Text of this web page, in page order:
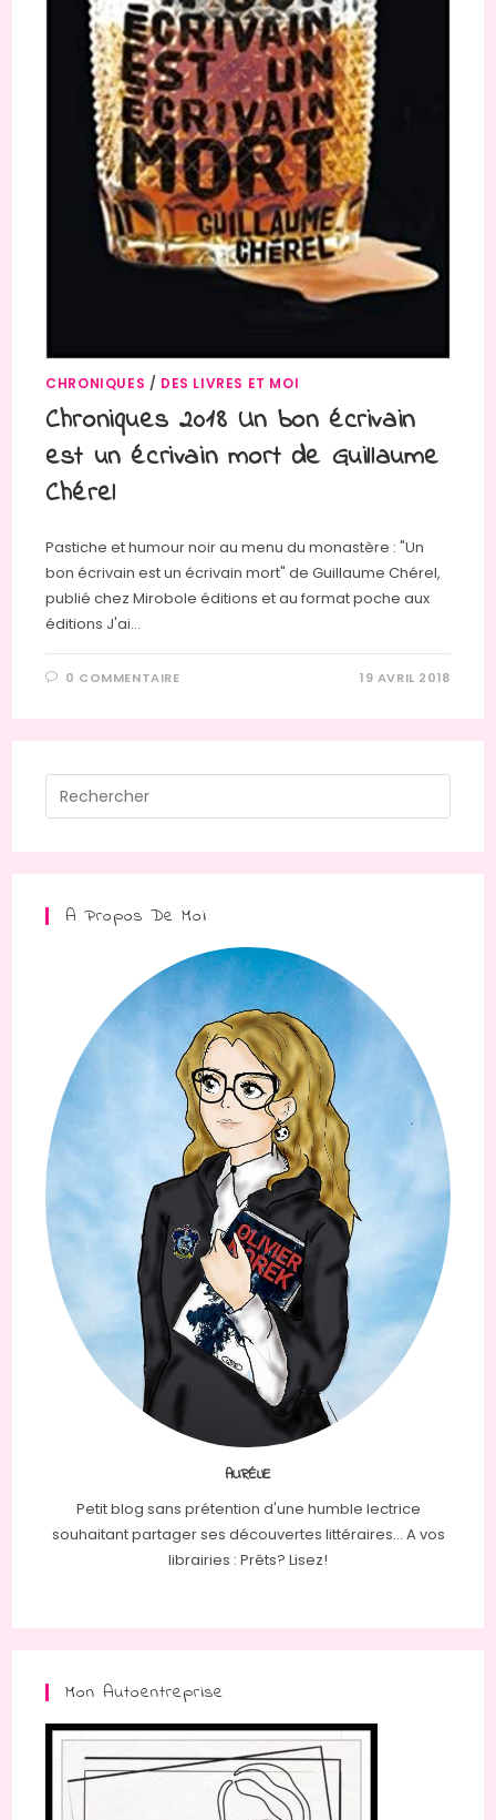
CHRONIQUES / DES LIVRES ET MOI
Chroniques 2018 Un bon écrivain
est un écrivain mort de Guillaume
Chérel
Pastiche et humour noir au menu du monastère : "Un
bon écrivain est un écrivain mort" de Guillaume Chérel,
publié chez Mirobole éditions et au format poche aux
éditions J'ai…
0 COMMENTAIRE 19 AVRIL 2018
A Propos De Moi
AURÉLIE
Petit blog sans prétention d'une humble lectrice
souhaitant partager ses découvertes littéraires... A vos
librairies : Prêts? Lisez!
Mon Autoentreprise